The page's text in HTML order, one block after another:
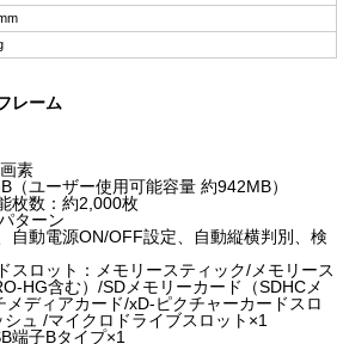
レーム
素
（ユーザー使用可能容量 約942MB）
枚数：約2,000枚
ターン
自動電源ON/OFF設定、自動縦横判別、検
スロット：メモリースティック/メモリース
HG含む）/SDメモリーカード（SDHCメ
ディアカード/xD-ピクチャーカードスロ
ュ /マイクロドライブスロット×1
端子Bタイプ×1